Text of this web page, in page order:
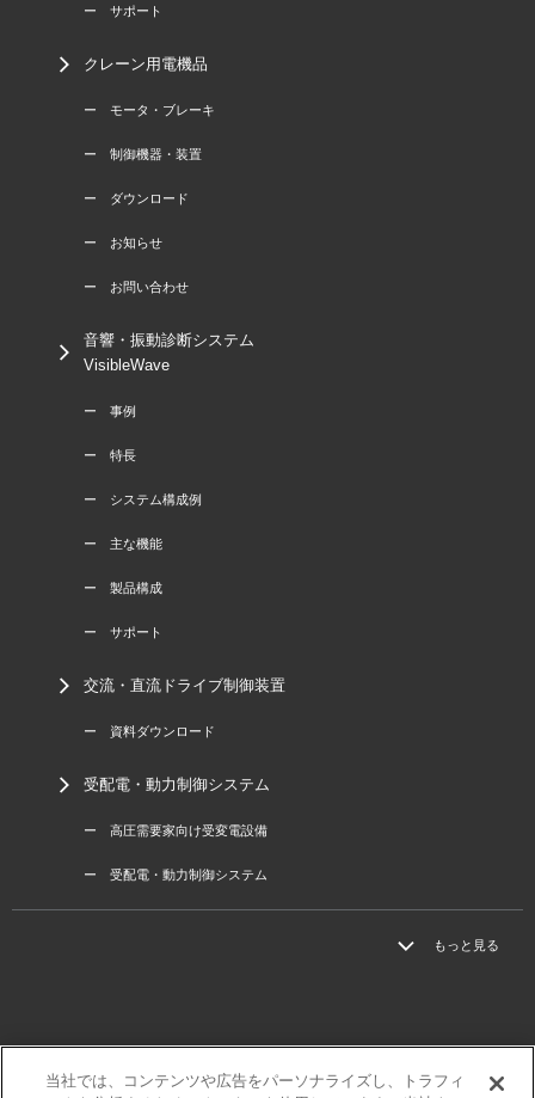
ー サポート
クレーン用電機品
ー モータ・ブレーキ
ー 制御機器・装置
ー ダウンロード
ー お知らせ
ー お問い合わせ
音響・振動診断システム
VisibleWave
ー 事例
ー 特長
ー システム構成例
ー 主な機能
ー 製品構成
ー サポート
交流・直流ドライブ制御装置
ー 資料ダウンロード
受配電・動力制御システム
ー 高圧需要家向け受変電設備
ー 受配電・動力制御システム
もっと見る
三菱電機
当社では、コンテンツや広告をパーソナライズし、トラフィ